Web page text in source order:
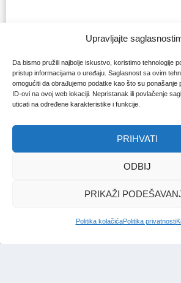
Upravljajte
Da bismo pružili najbolje iskustvo, koristimo tehnologije
pristup informacijama o uređaju. Saglasnost sa ovim
omogućiti da obrađujemo podatke kao što su ponašanje
ID-ovi na ovoj web lokaciji. Nepristanak ili povlačenje
uticati na određene karakteristike i funkcije.
PRIHVATI
ODBIJ
PRIKAŽI
Politika kolačićaPolitika privatnosti